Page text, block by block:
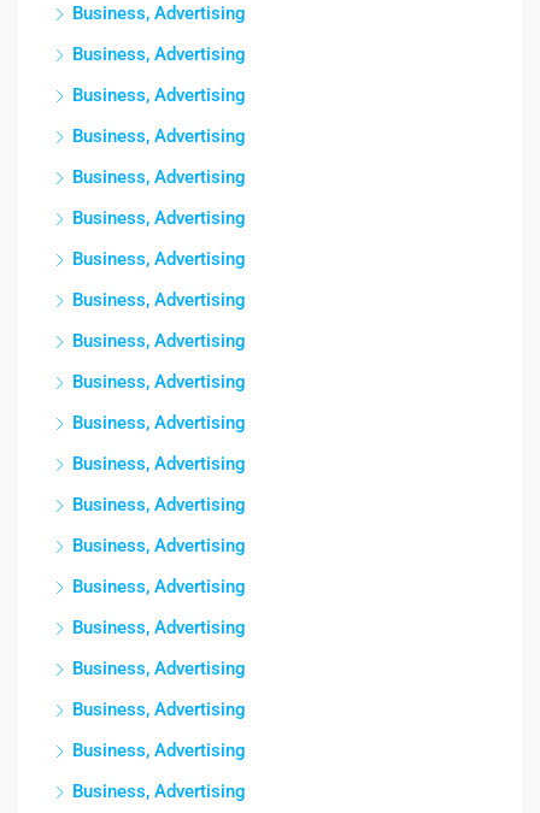
Business, Advertising
Business, Advertising
Business, Advertising
Business, Advertising
Business, Advertising
Business, Advertising
Business, Advertising
Business, Advertising
Business, Advertising
Business, Advertising
Business, Advertising
Business, Advertising
Business, Advertising
Business, Advertising
Business, Advertising
Business, Advertising
Business, Advertising
Business, Advertising
Business, Advertising
Business, Advertising